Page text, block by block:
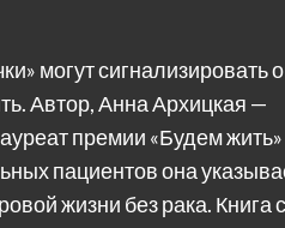
могут сигнализировать о
Автор, Анна Архицкая —
премии «Будем
пациентов она
жизни без рака. Книга